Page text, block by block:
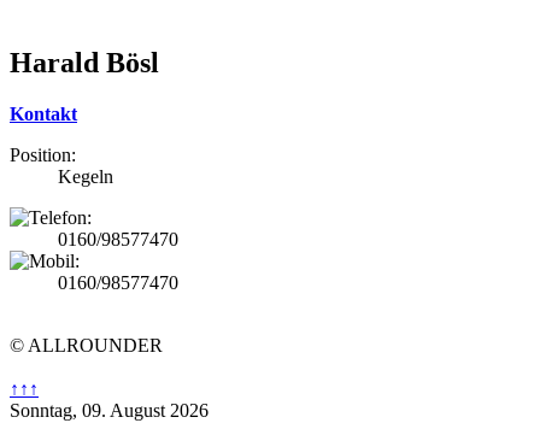
Harald Bösl
Kontakt
Position:
Kegeln
0160/98577470
0160/98577470
© ALLROUNDER
↑↑↑
Sonntag, 09. August 2026